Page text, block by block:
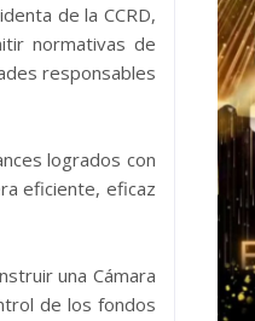
de la CCRD,
normativas de
responsables
logrados con
eficiente, eficaz
una Cámara
de los fondos